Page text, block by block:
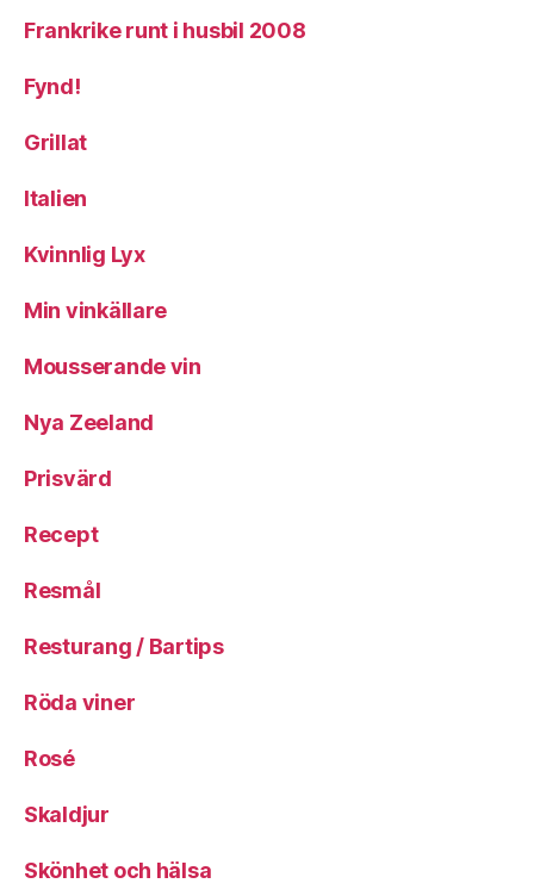
Frankrike runt i husbil 2008
Fynd!
Grillat
Italien
Kvinnlig Lyx
Min vinkällare
Mousserande vin
Nya Zeeland
Prisvärd
Recept
Resmål
Resturang / Bartips
Röda viner
Rosé
Skaldjur
Skönhet och hälsa